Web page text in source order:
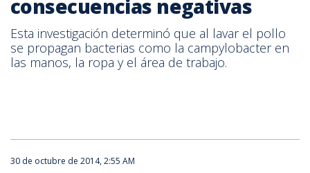
consecuencias negativas
Esta investigación determinó que al lavar el pollo
se propagan bacterias como la campylobacter en
las manos, la ropa y el área de trabajo.
30 de octubre de 2014, 2:55 AM